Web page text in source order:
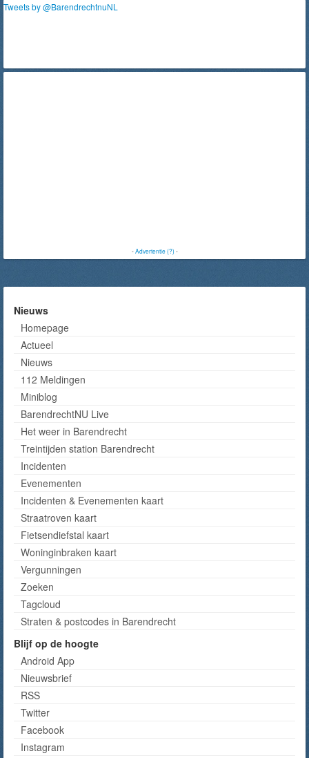
Tweets by @BarendrechtnuNL
-Advertentie (?)-
Nieuws
Homepage
Actueel
Nieuws
112 Meldingen
Miniblog
BarendrechtNU Live
Het weer in Barendrecht
Treintijden station Barendrecht
Incidenten
Evenementen
Incidenten & Evenementen kaart
Straatroven kaart
Fietsendiefstal kaart
Woninginbraken kaart
Vergunningen
Zoeken
Tagcloud
Straten & postcodes in Barendrecht
Blijf op de hoogte
Android App
Nieuwsbrief
RSS
Twitter
Facebook
Instagram